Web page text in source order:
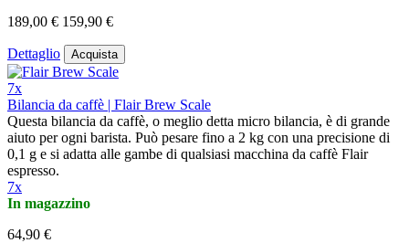
189,00 € 159,90 €
Dettaglio Acquista
7x
Bilancia da caffè | Flair Brew Scale
Questa bilancia da caffè, o meglio detta micro bilancia, è di grande
aiuto per ogni barista. Può pesare fino a 2 kg con una precisione di
0,1 g e si adatta alle gambe di qualsiasi macchina da caffè Flair
espresso.
7x
In magazzino
64,90 €